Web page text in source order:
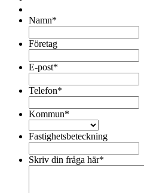
Namn*
Företag
E-post*
Telefon*
Kommun*
Fastighetsbeteckning
Skriv din fråga här*